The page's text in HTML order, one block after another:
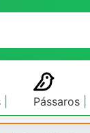
Pássaros